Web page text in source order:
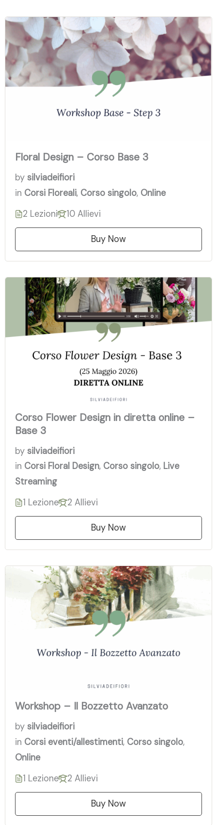
Floral Design – Corso Base 3
by silviadeifiori
in Corsi Floreali, Corso singolo, Online
2 Lezioni
10 Allievi
Buy Now
Corso Flower Design in diretta online –
Base 3
by silviadeifiori
in Corsi Floral Design, Corso singolo, Live
Streaming
1 Lezione
2 Allievi
Buy Now
Workshop – Il Bozzetto Avanzato
by silviadeifiori
in Corsi eventi/allestimenti, Corso singolo,
Online
1 Lezione
2 Allievi
Buy Now